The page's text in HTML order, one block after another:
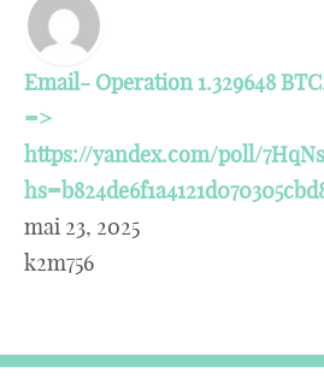
Email- Operation 1.329648
=>
https://yandex.com/poll/
mai 23, 2025
k2m756